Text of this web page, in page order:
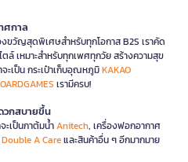
ศกาล
ขวัญสุดพิเศษสำหรับทุกโอกาส B2S เราคัด
ล์ เหมาะสำหรับทุกเพศทุกวัย สร้างความสุข
เป็น กระเป๋าเก็บอุณหภูมิKAKAO
เรามีครบ!
วกสบายขึ้น
ะเป็นกาต้มน้ำAnitech, เครื่องฟอกอากาศ
Double A Careและสินค้าอื่น ๆ อีกมากมาย